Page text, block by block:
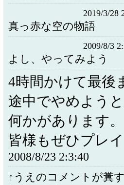
2019/3/28
真っ赤な空の物語
2009/8/3
よし、やってみよう
4時間かけて最後
途中でやめよう
何かがあります。
皆様もぜひプレ
2008/8/23 2:3:40
↑うえのコメントが糞